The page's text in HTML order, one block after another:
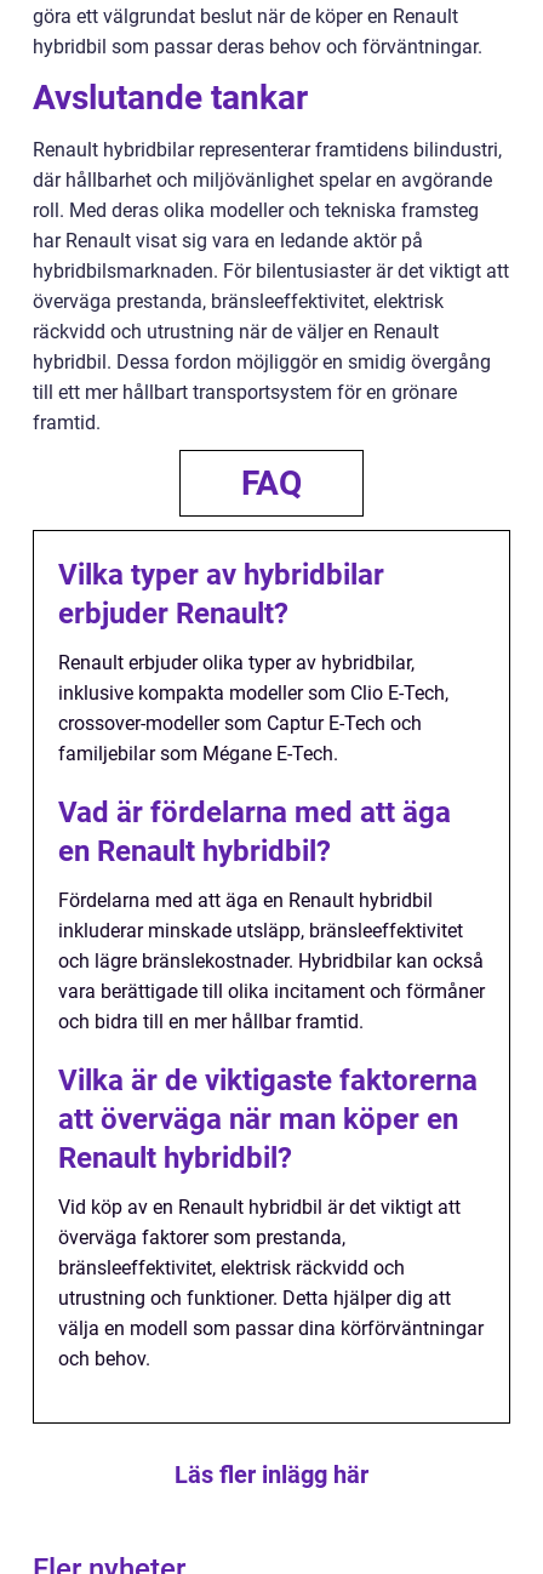
göra ett välgrundat beslut när de köper en Renault
hybridbil som passar deras behov och förväntningar.
Avslutande tankar
Renault hybridbilar representerar framtidens bilindustri,
där hållbarhet och miljövänlighet spelar en avgörande
roll. Med deras olika modeller och tekniska framsteg
har Renault visat sig vara en ledande aktör på
hybridbilsmarknaden. För bilentusiaster är det viktigt att
överväga prestanda, bränsleeffektivitet, elektrisk
räckvidd och utrustning när de väljer en Renault
hybridbil. Dessa fordon möjliggör en smidig övergång
till ett mer hållbart transportsystem för en grönare
framtid.
FAQ
Vilka typer av hybridbilar
erbjuder Renault?
Renault erbjuder olika typer av hybridbilar,
inklusive kompakta modeller som Clio E-Tech,
crossover-modeller som Captur E-Tech och
familjebilar som Mégane E-Tech.
Vad är fördelarna med att äga
en Renault hybridbil?
Fördelarna med att äga en Renault hybridbil
inkluderar minskade utsläpp, bränsleeffektivitet
och lägre bränslekostnader. Hybridbilar kan också
vara berättigade till olika incitament och förmåner
och bidra till en mer hållbar framtid.
Vilka är de viktigaste faktorerna
att överväga när man köper en
Renault hybridbil?
Vid köp av en Renault hybridbil är det viktigt att
överväga faktorer som prestanda,
bränsleeffektivitet, elektrisk räckvidd och
utrustning och funktioner. Detta hjälper dig att
välja en modell som passar dina körförväntningar
och behov.
Läs fler inlägg här